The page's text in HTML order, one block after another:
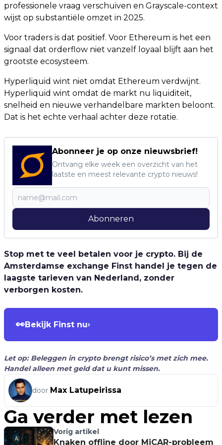
professionele vraag verschuiven en Grayscale-context
wijst op substantiële omzet in 2025.
Voor traders is dat positief. Voor Ethereum is het een
signaal dat orderflow niet vanzelf loyaal blijft aan het
grootste ecosysteem.
Hyperliquid wint niet omdat Ethereum verdwijnt.
Hyperliquid wint omdat de markt nu liquiditeit,
snelheid en nieuwe verhandelbare markten beloont.
Dat is het echte verhaal achter deze rotatie.
Abonneer je op onze nieuwsbrief!
Ontvang elke week een overzicht van het
laatste en meest relevante crypto nieuws!
Abonneren
Stop met te veel betalen voor je crypto. Bij de
Amsterdamse exchange Finst handel je tegen de
laagste tarieven van Nederland, zonder
verborgen kosten.
👀Bekijk Finst nu›
Let op: Beleggen in crypto brengt risico’s met zich mee.
Handel alleen met geld dat u kunt missen.
door Max Latupeirissa
Ga verder met lezen
Vorig artikel
Knaken offline door MiCAR-probleem